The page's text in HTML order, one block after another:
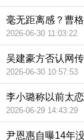
毫无距离感？曹
2026-06-30 11:03:22
吴建豪方否认网
2026-06-30 10:57:53
李小璐称以前太
2026-06-29 14:43:29
尹恩惠自曝14年